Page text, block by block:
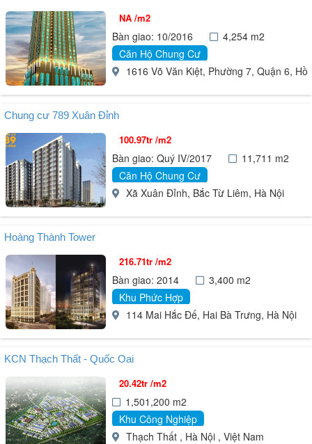
NA /m2
Bàn giao: 10/2016
4,254 m2
Căn Hộ Chung Cư
1616 Võ Văn Kiệt, Phường 7, Quận 6, Hồ
Chung cư 789 Xuân Đỉnh
100.97tr /m2
Bàn giao: Quý IV/2017
11,711 m2
Căn Hộ Chung Cư
Xã Xuân Đỉnh, Bắc Từ Liêm, Hà Nội
Hoàng Thành Tower
216.71tr /m2
Bàn giao: 2014
3,400 m2
Khu Phức Hợp
114 Mai Hắc Đế, Hai Bà Trưng, Hà Nội
KCN Thạch Thất - Quốc Oai
20.42tr /m2
1,501,200 m2
Khu Công Nghiệp
Thạch Thất , Hà Nội , Việt Nam